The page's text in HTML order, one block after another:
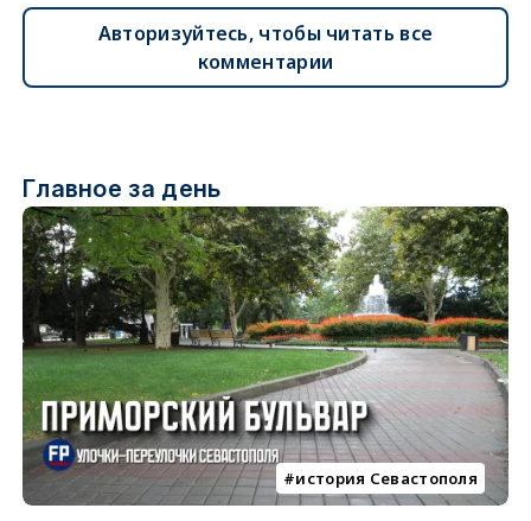
Авторизуйтесь, чтобы читать все
комментарии
Главное за день
история Севастополя